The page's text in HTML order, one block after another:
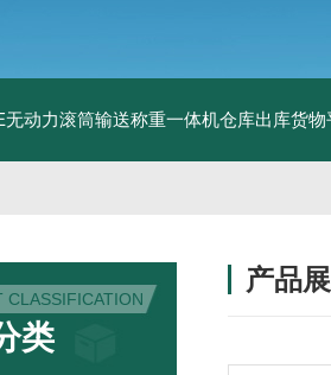
无动力滚筒输送称重一体机仓库出库货物
CLASSIFICATION
类
产品